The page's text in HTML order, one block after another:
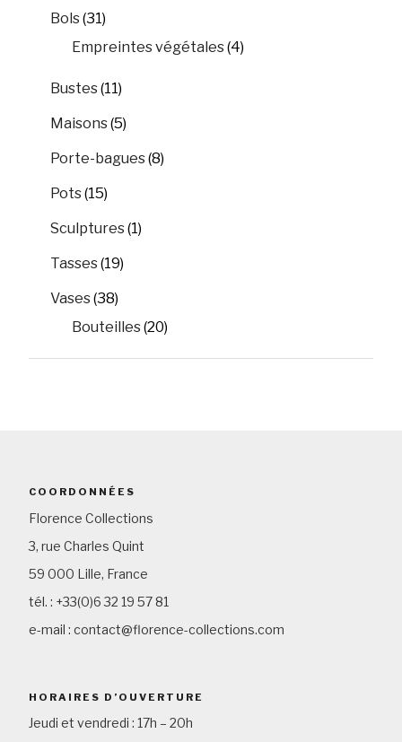
Bols(31)
Empreintes végétales(4)
Bustes(11)
Maisons(5)
Porte-bagues(8)
Pots(15)
Sculptures(1)
Tasses(19)
Vases(38)
Bouteilles(20)
COORDONNÉES
Florence Collections
3, rue Charles Quint
59 000 Lille, France
tél. : +33(0)6 32 19 57 81
e-mail : contact@florence-collections.com
HORAIRES D’OUVERTURE
Jeudi et vendredi : 17h – 20h